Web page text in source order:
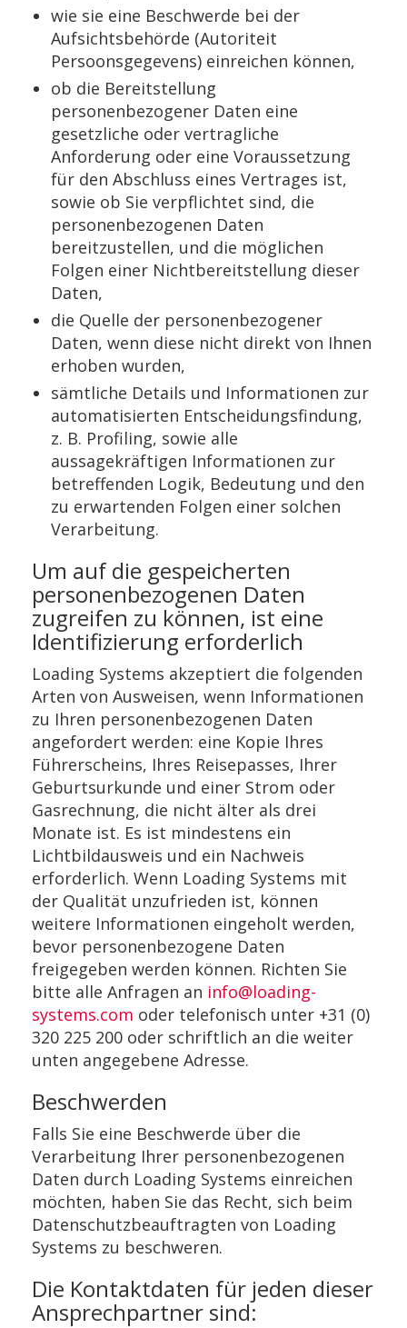
wie sie eine Beschwerde bei der
Aufsichtsbehörde (Autoriteit
Persoonsgegevens) einreichen können,
ob die Bereitstellung
personenbezogener Daten eine
gesetzliche oder vertragliche
Anforderung oder eine Voraussetzung
für den Abschluss eines Vertrages ist,
sowie ob Sie verpflichtet sind, die
personenbezogenen Daten
bereitzustellen, und die möglichen
Folgen einer Nichtbereitstellung dieser
Daten,
die Quelle der personenbezogener
Daten, wenn diese nicht direkt von Ihnen
erhoben wurden,
sämtliche Details und Informationen zur
automatisierten Entscheidungsfindung,
z. B. Profiling, sowie alle
aussagekräftigen Informationen zur
betreffenden Logik, Bedeutung und den
zu erwartenden Folgen einer solchen
Verarbeitung.
Um auf die gespeicherten
personenbezogenen Daten
zugreifen zu können, ist eine
Identifizierung erforderlich
Loading Systems akzeptiert die folgenden
Arten von Ausweisen, wenn Informationen
zu Ihren personenbezogenen Daten
angefordert werden: eine Kopie Ihres
Führerscheins, Ihres Reisepasses, Ihrer
Geburtsurkunde und einer Strom oder
Gasrechnung, die nicht älter als drei
Monate ist. Es ist mindestens ein
Lichtbildausweis und ein Nachweis
erforderlich. Wenn Loading Systems mit
der Qualität unzufrieden ist, können
weitere Informationen eingeholt werden,
bevor personenbezogene Daten
freigegeben werden können. Richten Sie
bitte alle Anfragen an info@loading-
systems.com oder telefonisch unter +31 (0)
320 225 200 oder schriftlich an die weiter
unten angegebene Adresse.
Beschwerden
Falls Sie eine Beschwerde über die
Verarbeitung Ihrer personenbezogenen
Daten durch Loading Systems einreichen
möchten, haben Sie das Recht, sich beim
Datenschutzbeauftragten von Loading
Systems zu beschweren.
Die Kontaktdaten für jeden dieser
Ansprechpartner sind: